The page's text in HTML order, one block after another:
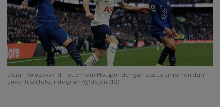
Dejan Kulusevski di Tottenham Hotspur dengan status pinjaman dari
Juventus/(foto:instagram/@dejan.k10)